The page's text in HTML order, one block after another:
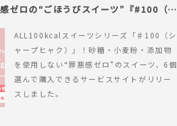
ゼロの“ごほうびスイーツ”『#100（シ
ALL100kcalスイーツシリーズ「♯100（シ
ャープヒャク）」！砂糖・小麦粉・添加物
を使用しない“罪悪感ゼロ”のスイーツ、6個
選んで購入できるサービスサイトがリリー
スしました。